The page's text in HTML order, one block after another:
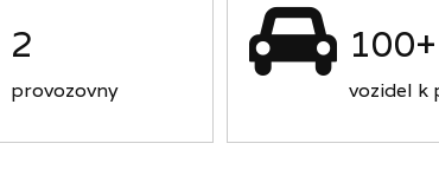
2
provozovny
100+
vozidel k